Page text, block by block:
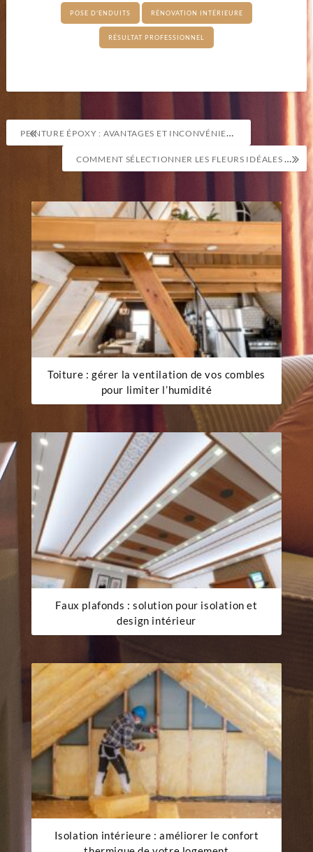
POSE D'ENDUITS RÉNOVATION INTÉRIEURE
RÉSULTAT PROFESSIONNEL
Navigation
de
l’article
PEINTURE ÉPOXY : AVANTAGES ET INCONVÉNIENTS À CONNAÎTRE
COMMENT SÉLECTIONNER LES FLEURS IDÉALES POUR RENDRE HOMMAGE LORS D’UN ENTERREMENT ?
Toiture : gérer la ventilation de vos combles
pour limiter l’humidité
Faux plafonds : solution pour isolation et
design intérieur
Isolation intérieure : améliorer le confort